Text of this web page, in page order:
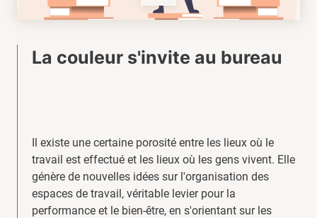
La couleur s'invite au bureau
Il existe une certaine porosité entre les lieux où le
travail est effectué et les lieux où les gens vivent. Elle
génère de nouvelles idées sur l'organisation des
espaces de travail, véritable levier pour la
performance et le bien-être, en s'orientant sur les